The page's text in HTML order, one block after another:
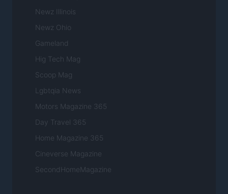
Newz Illinois
Newz Ohio
Gameland
Hig Tech Mag
Scoop Mag
Lgbtqia News
Motors Magazine 365
Day Travel 365
Home Magazine 365
Cineverse Magazine
SecondHomeMagazine